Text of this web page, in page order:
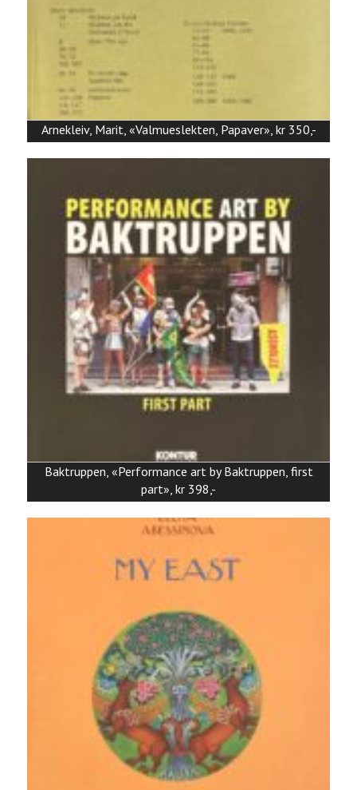
Arnekleiv, Marit, «Valmueslekten, Papaver», kr 350,-
Baktruppen, «Performance art by Baktruppen, first
part», kr 398,-